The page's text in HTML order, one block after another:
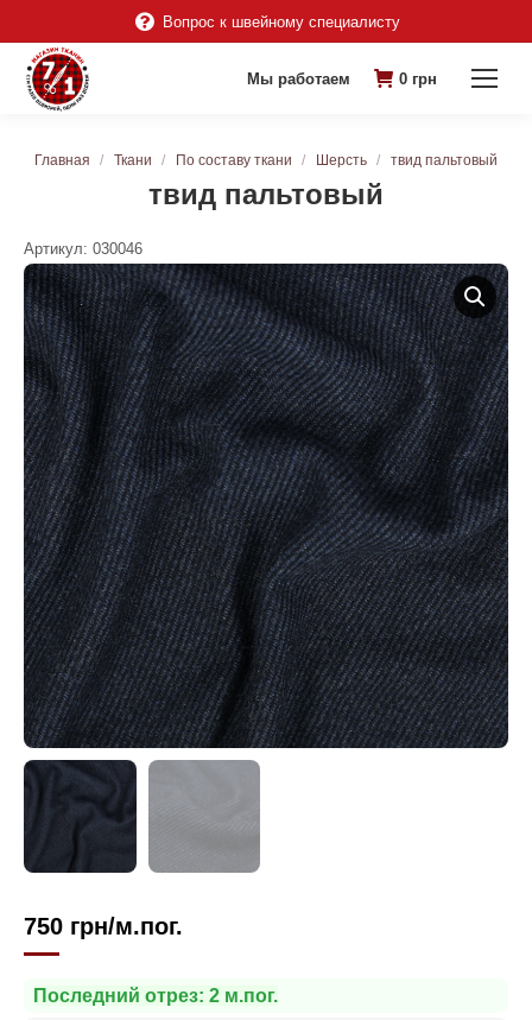
Вопрос к швейному специалисту
Мы работаем 0 грн
твид пальтовый
Вы здесь:
Главная Ткани По составу ткани Шерсть твид пальтовый
Артикул: 030046
750 грн/м.пог.
Последний отрез: 2 м.пог.